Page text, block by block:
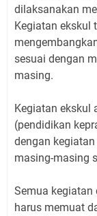
dilaksanakan
Kegiatan ekskul
sesuai dengan
masing.
Kegiatan ekskul
(pendidikan
dengan
masing-masing
Semua kegiatan
harus memuat